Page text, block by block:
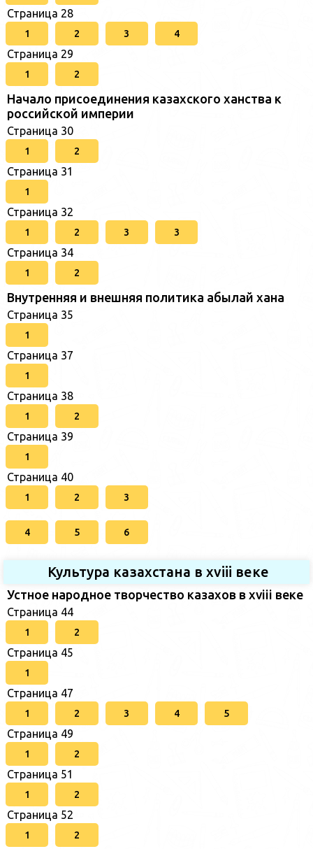
Страница 28
1 2 3 4
Страница 29
1 2
Начало присоединения казахского ханства к
российской империи
Страница 30
1 2
Страница 31
1
Страница 32
1 2 3 3
Страница 34
1 2
Внутренняя и внешняя политика абылай хана
Страница 35
1
Страница 37
1
Страница 38
1 2
Страница 39
1
Страница 40
1 2 3
4 5 6
Культура казахстана в xviii веке
Устное народное творчество казахов в xviii веке
Страница 44
1 2
Страница 45
1
Страница 47
1 2 3 4 5
Страница 49
1 2
Страница 51
1 2
Страница 52
1 2